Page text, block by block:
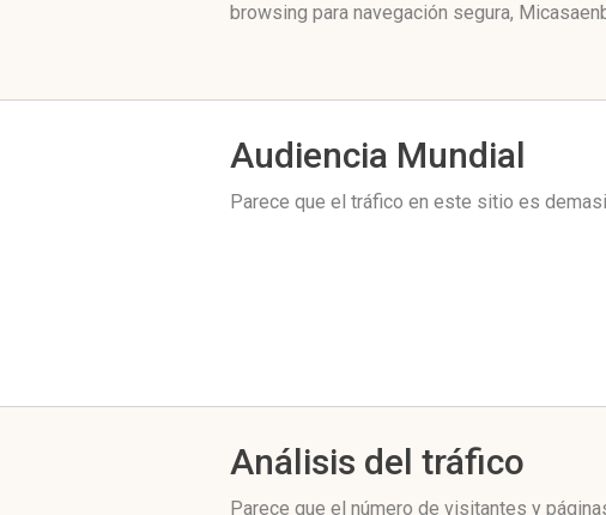
browsing para navegación segura,
Audiencia Mundial
Parece que el tráfico en este sitio es
Análisis del tráfico
Parece que el número de visitantes y